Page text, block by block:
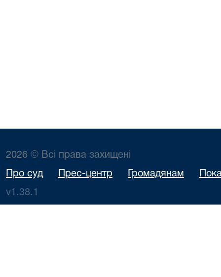
2026 © Всі права захищені
Про суд Прес-центр Громадянам
v1.38.1